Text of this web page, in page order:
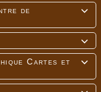

de


Cartes et